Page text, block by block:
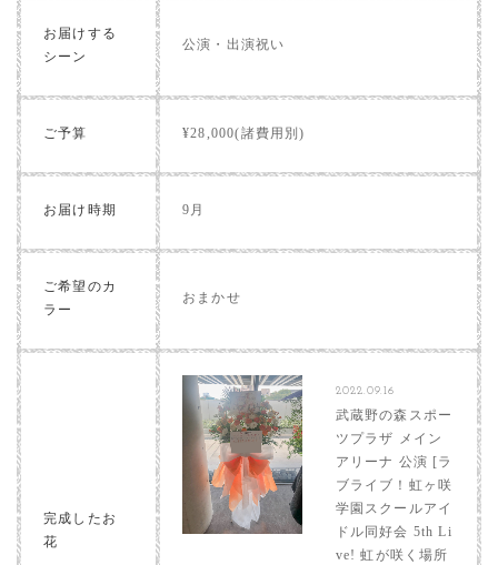
お届けする
シーン
公演・出演祝い
ご予算 ¥28,000(諸費用別)
お届け時期 9月
ご希望のカ
ラー
おまかせ
完成したお
花
2022.09.16
武蔵野の森スポー
ツプラザ メイン
アリーナ 公演 [ラ
ブライブ！虹ヶ咲
学園スクールアイ
ドル同好会 5th Li
ve! 虹が咲く場所